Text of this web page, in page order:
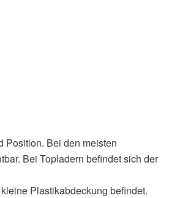
Position. Bei den meisten
Bei Topladern befindet sich der
Plastikabdeckung befindet.